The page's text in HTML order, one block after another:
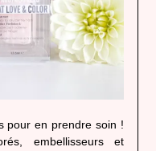
pour en prendre soin !
embellisseurs et